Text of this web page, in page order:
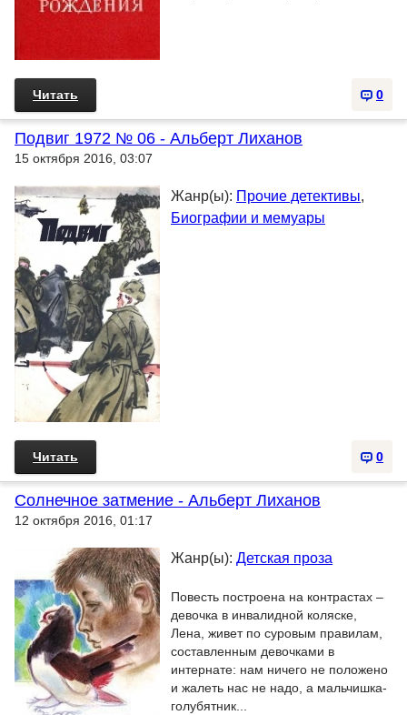
0
Читать
Подвиг 1972 № 06 - Альберт Лиханов
15 октября 2016, 03:07
Жанр(ы): Прочие детективы,
Биографии и мемуары
0
Читать
Солнечное затмение - Альберт Лиханов
12 октября 2016, 01:17
Жанр(ы): Детская проза
Повесть построена на контрастах –
девочка в инвалидной коляске,
Лена, живет по суровым правилам,
составленным девочками в
интернате: нам ничего не положено
и жалеть нас не надо, а мальчишка-
голубятник...